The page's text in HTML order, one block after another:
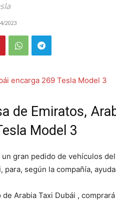
2023
de Emiratos,
Model 3
gran pedido de vehículos
para, según la compañía,
de Arabia Taxi Dubái ,